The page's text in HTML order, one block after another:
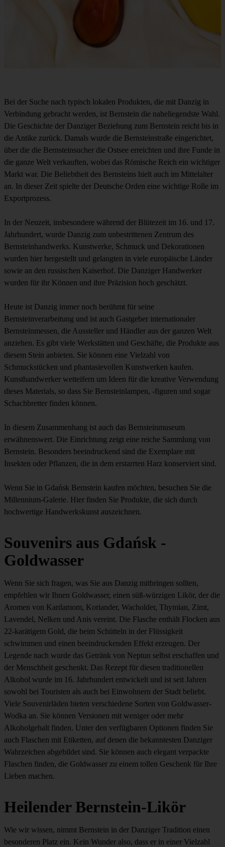
Bei der Suche nach typisch lokalen Produkten, die mit Danzig in
Verbindung gebracht werden, ist Bernstein die naheliegendste Wahl.
Die Geschichte der Danziger Beziehung zum Bernstein reicht bis in
die Antike zurück. Damals wurde die Bernsteinstraße eingerichtet,
über die die Bernsteinsucher die Ostsee erreichten und ihre Funde in
die ganze Welt verkauften, wobei das Römische Reich ein wichtiger
Markt war. Die Beliebtheit des Bernsteins hielt auch im Mittelalter
an. In dieser Zeit spielte der Deutsche Orden eine wichtige Rolle im
Exportprozess.
In der Neuzeit, insbesondere während der Blütezeit im 16. und 17.
Jahrhundert, wurde Danzig zum unbestrittenen Zentrum des
Bernsteinhandwerks. Kunstwerke, Schmuck und Dekorationen
wurden hier hergestellt und gelangten in viele europäische Länder
sowie an den russischen Kaiserhof. Die Danziger Handwerker
wurden für ihr Können und ihre Präzision hoch geschätzt.
Heute ist Danzig immer noch berühmt für seine
Bernsteinverarbeitung und ist auch Gastgeber internationaler
Bernsteinmessen, die Aussteller und Händler aus der ganzen Welt
anziehen. Es gibt viele Werkstätten und Geschäfte, die Produkte aus
diesem Stein anbieten. Sie können eine Vielzahl von
Schmuckstücken und phantasievollen Kunstwerken kaufen.
Kunsthandwerker wetteifern um Ideen für die kreative Verwendung
dieses Materials, so dass Sie Bernsteinlampen, -figuren und sogar
Schachbretter finden können.
In diesem Zusammenhang ist auch das Bernsteinmuseum
erwähnenswert. Die Einrichtung zeigt eine reiche Sammlung von
Bernstein. Besonders beeindruckend sind die Exemplare mit
Insekten oder Pflanzen, die in dem erstarrten Harz konserviert sind.
Wenn Sie in Gdańsk Bernstein kaufen möchten, besuchen Sie die
Millennium-Galerie. Hier finden Sie Produkte, die sich durch
hochwertige Handwerkskunst auszeichnen.
Souvenirs aus Gdańsk -
Goldwasser
Wenn Sie sich fragen, was Sie aus Danzig mitbringen sollten,
empfehlen wir Ihnen Goldwasser, einen süß-würzigen Likör, der die
Aromen von Kardamom, Koriander, Wacholder, Thymian, Zimt,
Lavendel, Nelken und Anis vereint. Die Flasche enthält Flocken aus
22-karätigem Gold, die beim Schütteln in der Flüssigkeit
schwimmen und einen beeindruckenden Effekt erzeugen. Der
Legende nach wurde das Getränk von Neptun selbst erschaffen und
der Menschheit geschenkt. Das Rezept für diesen traditionellen
Alkohol wurde im 16. Jahrhundert entwickelt und ist seit Jahren
sowohl bei Touristen als auch bei Einwohnern der Stadt beliebt.
Viele Souvenirläden bieten verschiedene Sorten von Goldwasser-
Wodka an. Sie können Versionen mit weniger oder mehr
Alkoholgehalt finden. Unter den verfügbaren Optionen finden Sie
auch Flaschen mit Etiketten, auf denen die bekanntesten Danziger
Wahrzeichen abgebildet sind. Sie können auch elegant verpackte
Flaschen finden, die Goldwasser zu einem tollen Geschenk für Ihre
Lieben machen.
Heilender Bernstein-Likör
Wie wir wissen, nimmt Bernstein in der Danziger Tradition einen
besonderen Platz ein. Kein Wunder also, dass er in einer Vielzahl